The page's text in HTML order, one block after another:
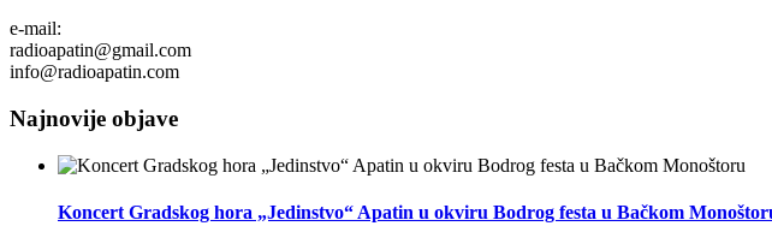
e-mail:
radioapatin@gmail.com
info@radioapatin.com
Najnovije objave
Koncert Gradskog hora „Jedinstvo“ Apatin u okviru Bodrog festa u Bačkom